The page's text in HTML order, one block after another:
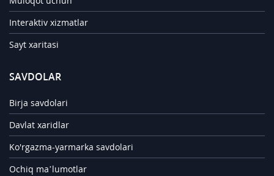
Interaktiv xizmatlar
Sayt xaritasi
SAVDOLAR
Birja savdolari
Davlat xaridlar
Ko'rgazma-yarmarka savdolari
Ochiq ma’lumotlar